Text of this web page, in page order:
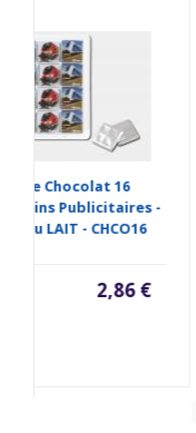
Chocolat
Individuel - MINI
CHOCO -
Prix sur